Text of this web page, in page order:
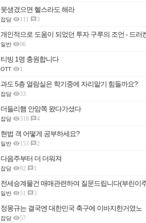
못생겼으면 헬스라도 해라
잡담 111 3
개인적으로 도움이 되었던 투자 구루의 조언 - 드러
일반 96
티빙 1명 충원합니다
OTT 1
과도 5층 열람실은 학기중에 자리맡기 힘들까요?
잡담 33
더들리햄 안암쪽 왔다가셨다
잡담 318 4
현법 객 어떻게 공부하세요?
일반 153 2
다음주부터 더 더워져
잡담 92 1
전세승계물건 매매관련하여 질문드립니다(부린이
일반 51 3
정몽규는 결국엔 대한민국 축구에 이바지한거였노
잡담 57